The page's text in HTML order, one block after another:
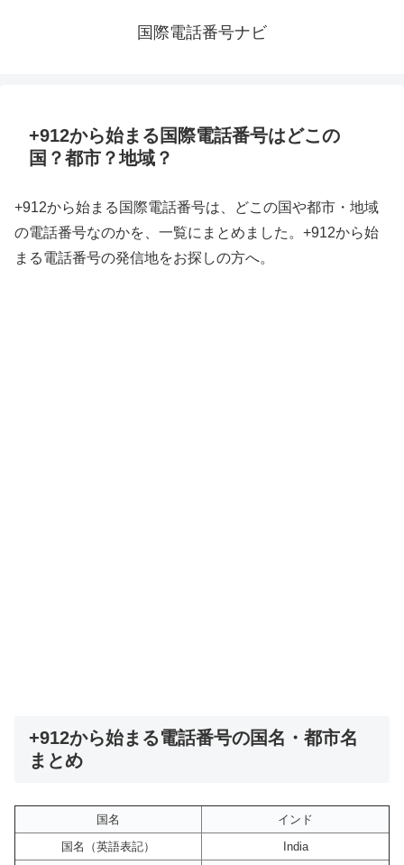
国際電話番号ナビ
+912から始まる国際電話番号はどこの
国？都市？地域？
+912から始まる国際電話番号は、どこの国や都市・地域
の電話番号なのかを、一覧にまとめました。+912から始
まる電話番号の発信地をお探しの方へ。
+912から始まる電話番号の国名・都市名
まとめ
国名
インド
国名（英語表記）
India